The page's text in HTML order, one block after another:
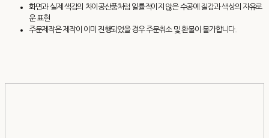
화면과 실제 색감의 차이공산품처럼 일률적이지 않은 수공예 질감과 색상의 자유로
운 표현
주문제작은 제작이 이미 진행되었을 경우 주문취소 및 환불이 불가합니다.